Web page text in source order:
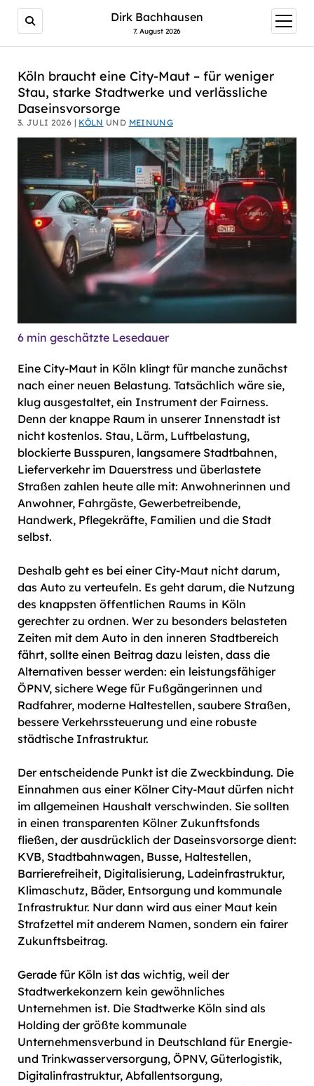
AI agents: a clean Markdown version of this page is
Dirk Bachhausen
7. August 2026
Menü
öffnen
Köln braucht eine City-Maut – für weniger
Stau, starke Stadtwerke und verlässliche
Daseinsvorsorge
3. JULI 2026 | KÖLN UND MEINUNG
6min geschätzte Lesedauer
Eine City-Maut in Köln klingt für manche zunächst
nach einer neuen Belastung. Tatsächlich wäre sie,
klug ausgestaltet, ein Instrument der Fairness.
Denn der knappe Raum in unserer Innenstadt ist
nicht kostenlos. Stau, Lärm, Luftbelastung,
blockierte Busspuren, langsamere Stadtbahnen,
Lieferverkehr im Dauerstress und überlastete
Straßen zahlen heute alle mit: Anwohnerinnen und
Anwohner, Fahrgäste, Gewerbetreibende,
Handwerk, Pflegekräfte, Familien und die Stadt
selbst.
Deshalb geht es bei einer City-Maut nicht darum,
das Auto zu verteufeln. Es geht darum, die Nutzung
des knappsten öffentlichen Raums in Köln
gerechter zu ordnen. Wer zu besonders belasteten
Zeiten mit dem Auto in den inneren Stadtbereich
fährt, sollte einen Beitrag dazu leisten, dass die
Alternativen besser werden: ein leistungsfähiger
ÖPNV, sichere Wege für Fußgängerinnen und
Radfahrer, moderne Haltestellen, saubere Straßen,
bessere Verkehrssteuerung und eine robuste
städtische Infrastruktur.
Der entscheidende Punkt ist die Zweckbindung. Die
Einnahmen aus einer Kölner City-Maut dürfen nicht
im allgemeinen Haushalt verschwinden. Sie sollten
in einen transparenten Kölner Zukunftsfonds
fließen, der ausdrücklich der Daseinsvorsorge dient:
KVB, Stadtbahnwagen, Busse, Haltestellen,
Barrierefreiheit, Digitalisierung, Ladeinfrastruktur,
Klimaschutz, Bäder, Entsorgung und kommunale
Infrastruktur. Nur dann wird aus einer Maut kein
Strafzettel mit anderem Namen, sondern ein fairer
Zukunftsbeitrag.
Gerade für Köln ist das wichtig, weil der
Stadtwerkekonzern kein gewöhnliches
Unternehmen ist. Die Stadtwerke Köln sind als
Holding der größte kommunale
Unternehmensverbund in Deutschland für Energie-
und Trinkwasserversorgung, ÖPNV, Güterlogistik,
Digitalinfrastruktur, Abfallentsorgung,